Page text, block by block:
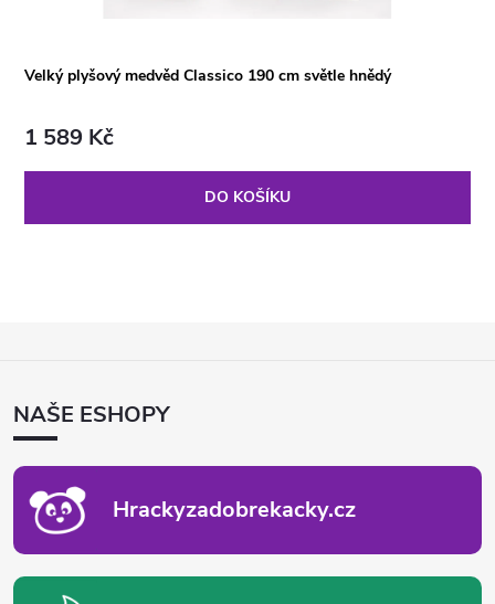
Velký plyšový medvěd Classico 190 cm světle hnědý
1 589 Kč
DO KOŠÍKU
ANAŠE ESHOPY
Hrackyzadobrekacky.cz